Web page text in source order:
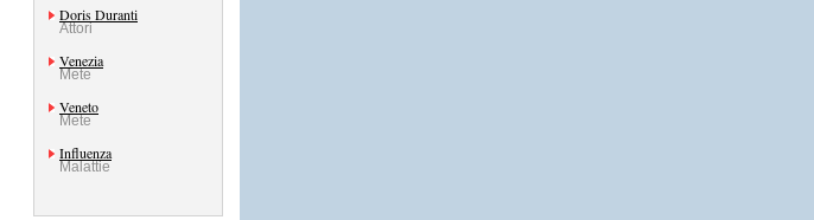
Doris Duranti
Attori
Venezia
Mete
Veneto
Mete
Influenza
Malattie